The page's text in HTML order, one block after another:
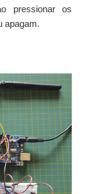
pressionar os
apagam.